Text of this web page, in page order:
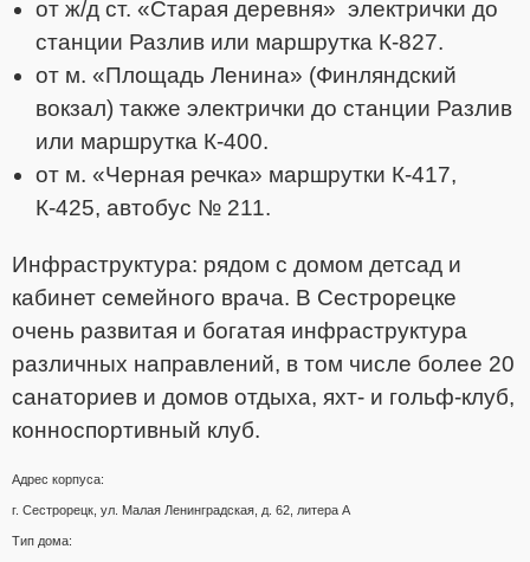
от ж/д ст. «Старая деревня» электрички до
станции Разлив или маршрутка К-827.
от м. «Площадь Ленина» (Финляндский
вокзал) также электрички до станции Разлив
или маршрутка К-400.
от м. «Черная речка» маршрутки К-417,
К-425, автобус № 211.
Инфраструктура: рядом с домом детсад и
кабинет семейного врача. В Сестрорецке
очень развитая и богатая инфраструктура
различных направлений, в том числе более 20
санаториев и домов отдыха, яхт- и гольф-клуб,
конноспортивный клуб.
Адрес корпуса:
г. Сестрорецк, ул. Малая Ленинградская, д. 62, литера А
Тип дома: